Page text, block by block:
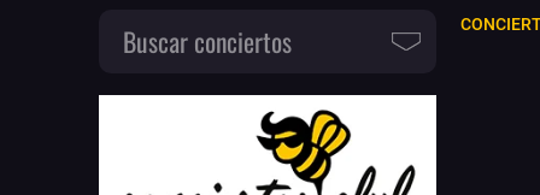
Buscar conciertos